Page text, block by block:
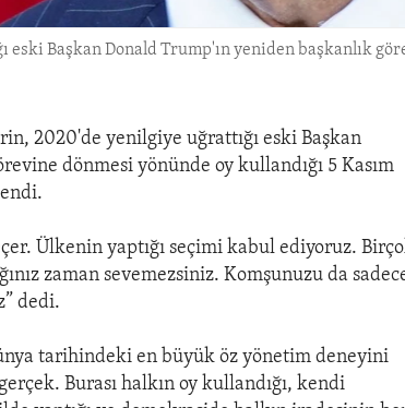
Başkan Donald Trump'ın yeniden başkanlık
2020'de yenilgiye uğrattığı eski Başkan
dönmesi yönünde oy kullandığı 5 Kasım
Ülkenin yaptığı seçimi kabul ediyoruz.
zaman sevemezsiniz. Komşunuzu da
dedi.
tarihindeki en büyük öz yönetim deneyini
Burası halkın oy kullandığı, kendi